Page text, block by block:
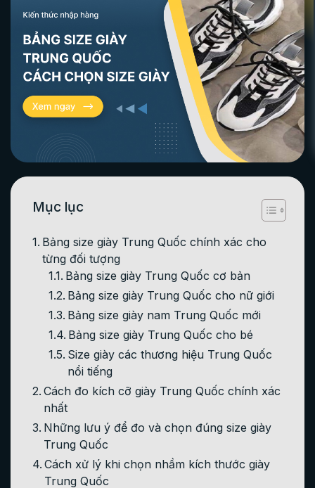
Mục lục
Bảng size giày Trung Quốc chính xác cho
từng đối tượng
Bảng size giày Trung Quốc cơ bản
Bảng size giày Trung Quốc cho nữ giới
Bảng size giày nam Trung Quốc mới
Bảng size giày Trung Quốc cho bé​
Size giày các thương hiệu Trung Quốc
nổi tiếng
Cách đo kích cỡ giày Trung Quốc chính xác
nhất
Những lưu ý để đo và chọn đúng size giày
Trung Quốc
Cách xử lý khi chọn nhầm kích thước giày
Trung Quốc